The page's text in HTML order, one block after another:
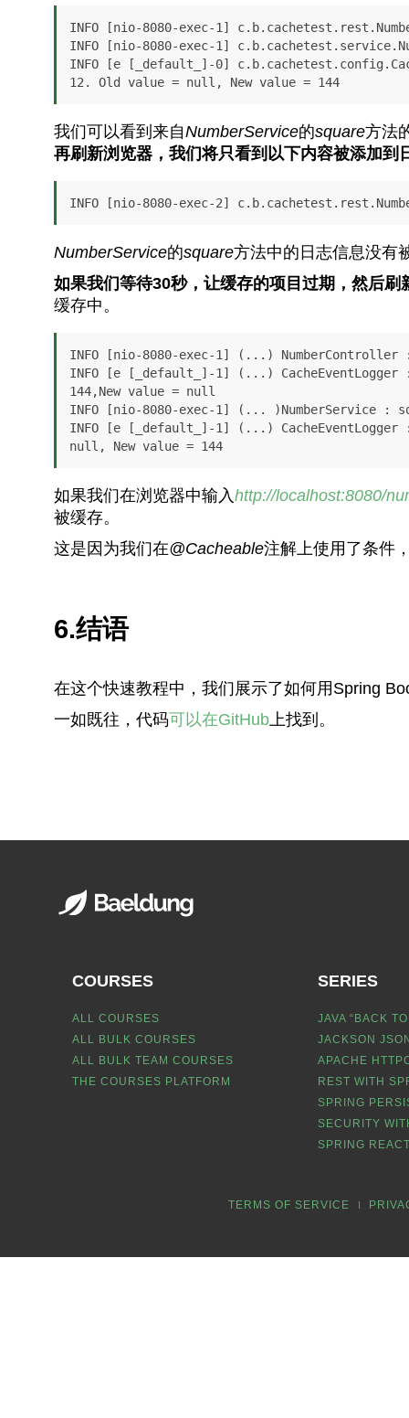
INFO [nio-8080-exec-1]
INFO [nio-8080-exec-1]
INFO [e [_default_]-0]
12. Old value = null, New value = 144
我们可以看到来自NumberService的square方法
再刷新浏览器，我们将只看到以下内容被添加到
INFO [nio-8080-exec-2]
NumberService的square方法中的日志信息没有
如果我们等待30秒，让缓存的项目过期，然后刷
缓存中。
INFO [nio-8080-exec-1] (...) NumberController
INFO [e [_default_]-1] (...) CacheEventLogger
144,New value = null
INFO [nio-8080-exec-1] (... )NumberService :
INFO [e [_default_]-1] (...) CacheEventLogger
null, New value = 144
如果我们在浏览器中输入 http://localhost:8080/
被缓存。
这是因为我们在@Cacheable注解上使用了条件
6.结语
在这个快速教程中，我们展示了如何用Spring
一如既往，代码可以在GitHub上找到。
COURSES
ALL COURSES
ALL BULK COURSES
ALL BULK TEAM COURSES
THE COURSES PLATFORM
SERIES
JAVA “BACK
JACKSON
APACHE
REST WITH
SPRING
SECURITY
SPRING
TERMS OF SERVICE